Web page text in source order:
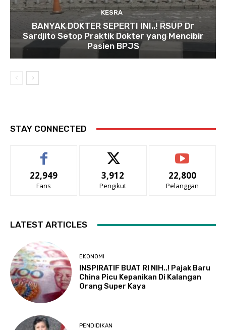
KESRA
BANYAK DOKTER SEPERTI INI..! RSUP Dr
Sardjito Setop Praktik Dokter yang Mencibir
Pasien BPJS
STAY CONNECTED
22,949
Fans
3,912
Pengikut
22,800
Pelanggan
LATEST ARTICLES
EKONOMI
INSPIRATIF BUAT RI NIH..! Pajak Baru
China Picu Kepanikan Di Kalangan
Orang Super Kaya
PENDIDIKAN